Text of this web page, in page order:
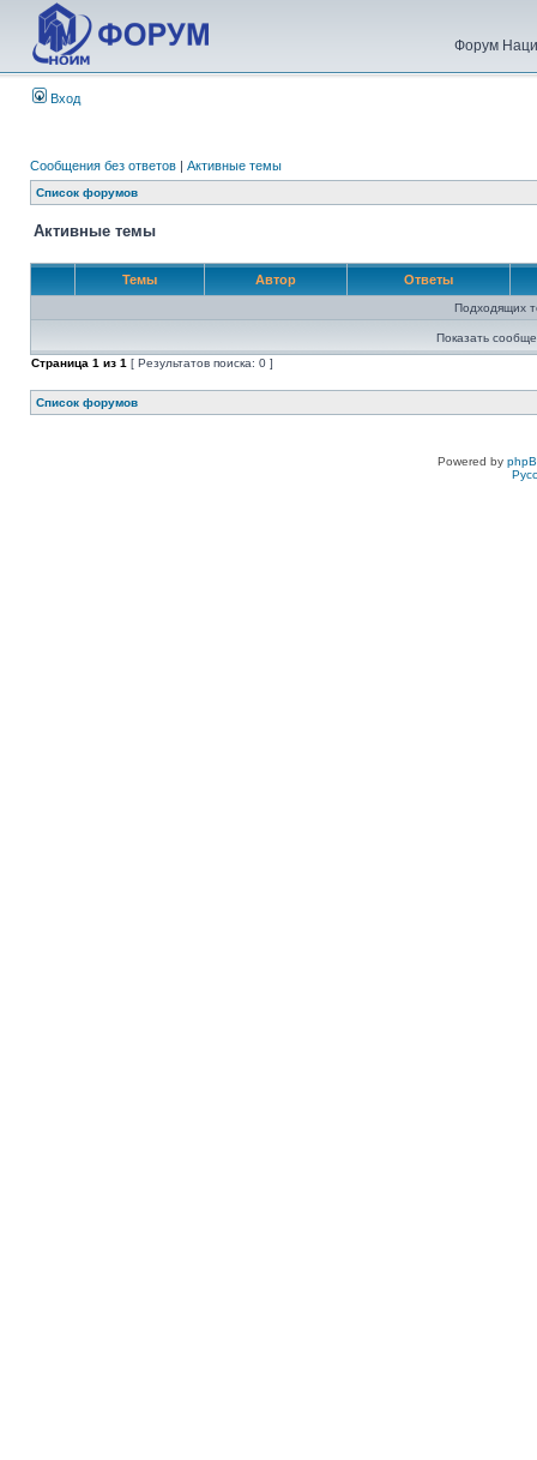
Форум
Вход
Сообщения без ответов | Активные темы
Список форумов
Активные темы
Темы Автор Ответы
Подходящих
Показать
Страница 1 из 1 [ Результатов поиска: 0 ]
Список форумов
Powered by